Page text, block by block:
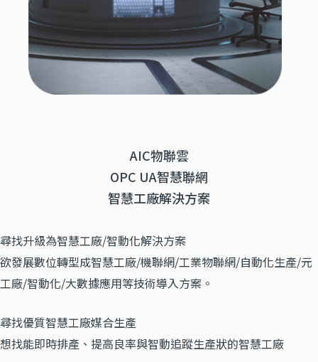
AIC物聯雲
OPC UA智慧聯網
智慧工廠解決方案
尋找升級為智慧工廠/智動化解決方案
欲發展數位轉型成智慧工廠/機聯網/工業物聯網/自動化生產/元
工廠/智動化/大數據應用等技術導入方案。
尋找優質智慧工廠媒合生產
想找能即時排產、提高良率與智動追蹤生產狀的智慧工廠